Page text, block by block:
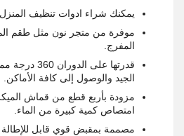
يمكنك شراء ادوات تنظيف
موفرة من متجر نون مثل طقم
المفرج.
قدرتها على
الجيد والوصول إلى كافة الأماكن.
مزودة بأربع قطع من قماش
امتصاص كمية كبيرة من الماء.
مصممة بمقبض قوي قابل